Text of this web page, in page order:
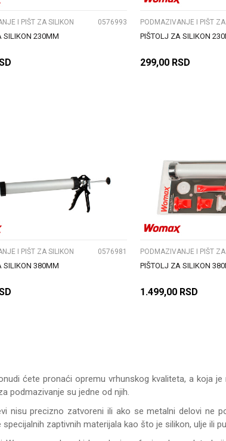
I PIŠT ZA SILIKON 0576993
SILIKON 230MM
PODMAZIVANJE I PIŠT ZA
PIŠTOLJ ZA SILIKON
299,00 RSD
UPOREDI
I PIŠT ZA SILIKON 0576981
SILIKON 380MM
PODMAZIVANJE I PIŠT ZA
PIŠTOLJ ZA SILIKON
1.499,00 RSD
ćete pronaći opremu vrhunskog kvaliteta, a koja
podmazivanje su jedne od njih.
nisu precizno zatvoreni ili ako se metalni delovi ne
specijalnih zaptivnih materijala kao što je silikon, ulje ili